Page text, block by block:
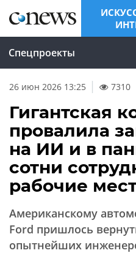
Спецпроекты
26 июн 2026 13:25 7310
Гигантская
провалила
на ИИ и в
сотни
рабочие
Американскому
Ford пришлось
опытнейших